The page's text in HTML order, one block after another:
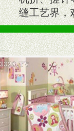
缝工艺界，